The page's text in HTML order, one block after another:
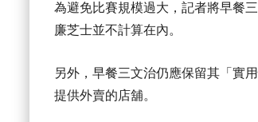
為避免比賽規模過大，記者將早餐
廉芝士並不計算在內。
另外，早餐三文治仍應保留其「實
提供外賣的店舖。